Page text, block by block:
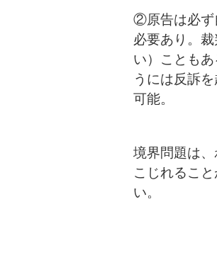
②原告は必ず
必要あり。
い）ことも
うには反訴
可能。
境界問題は
こじれるこ
い。